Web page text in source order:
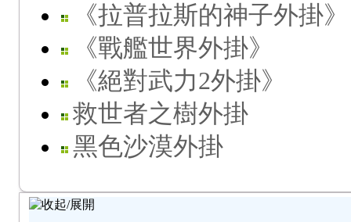
《拉普拉斯的神子外掛》
《戰艦世界外掛》
《絕對武力2外掛》
救世者之樹外掛
黑色沙漠外掛